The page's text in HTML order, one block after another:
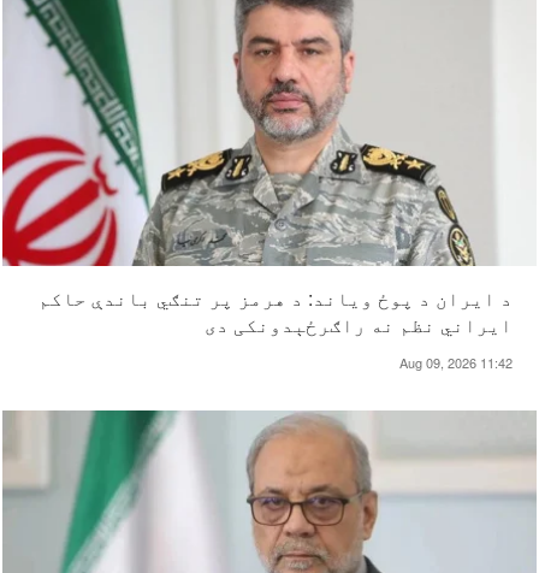
د ایران د پوځ ویاند: د هرمز پر تنګي باندې حاکم
ایراني نظم نه راګرځېدونکی دی
Aug 09, 2026 11:42